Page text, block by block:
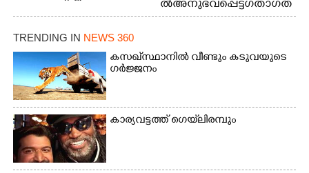
ചാമ്പ്യൻഷിപ്പിൽ അണ്ടർ
20 ആൺകുട്ടികളുടെ 200
മത്സരത്തിനിടെ സിന്തറ്റിക്
ട്രാക്കിന് കുറുകെ ഓടുന്ന
നായകൾ.
ൽ അനുഭവപ്പെട്ട ഗതാഗത
ക്കുരുക്ക്
TRENDING IN NEWS 360
കസഖ്‌സ്ഥാനിൽ വീണ്ടും കടുവയുടെ
ഗർജ്ജനം
കാര്യവട്ടത്ത് ഗെയ്‌ലിരമ്പും